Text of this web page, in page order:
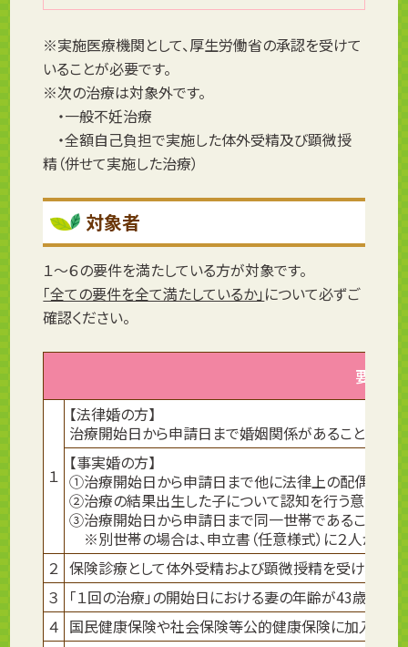
※実施医療機関として、厚生労働省の承認を受けて
いることが必要です。
※次の治療は対象外です。
・一般不妊治療
・全額自己負担で実施した体外受精及び顕微授
精（併せて実施した治療）
対象者
１～６の要件を満たしている方が対象です。
「全ての要件を全て満たしているか」について必ずご
確認ください。
要件
１
【法律婚の方】
治療開始日から申請日まで婚姻関係があること
【事実婚の方】
①治療開始日から申請日まで他に法律上の配偶者が
②治療の結果出生した子について認知を行う意向が
③治療開始日から申請日まで同一世帯であること
※別世帯の場合は、申立書（任意様式）に２人が別
２ 保険診療として体外受精および顕微授精を受け、先
３
「１回の治療」の開始日における妻の年齢が43歳未満
４ 国民健康保険や社会保険等公的健康保険に加入して